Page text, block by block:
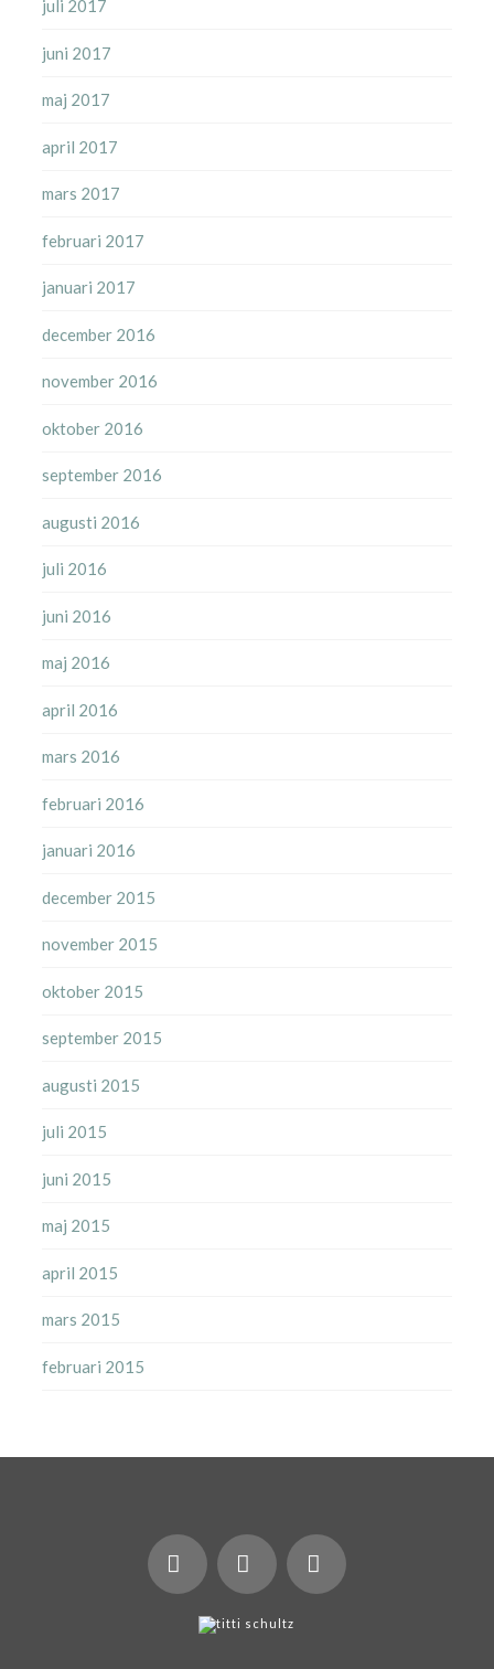
juli 2017
juni 2017
maj 2017
april 2017
mars 2017
februari 2017
januari 2017
december 2016
november 2016
oktober 2016
september 2016
augusti 2016
juli 2016
juni 2016
maj 2016
april 2016
mars 2016
februari 2016
januari 2016
december 2015
november 2015
oktober 2015
september 2015
augusti 2015
juli 2015
juni 2015
maj 2015
april 2015
mars 2015
februari 2015
LinkedIn